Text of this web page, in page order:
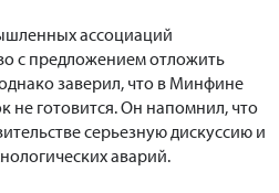
ассоциаций
с предложением отложить
заверил, что в Минфине
не готовится. Он напомнил, что
серьезную дискуссию и
аварий.